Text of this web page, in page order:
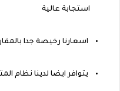
استجابة عالية
اسعارنا رخيصة جدا
يتوافر ايضا لدينا نظام